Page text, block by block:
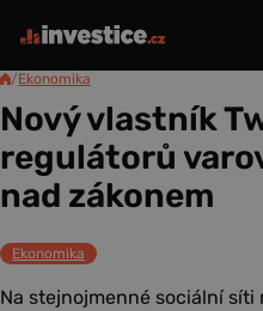
/Ekonomika
Nový vlastník
regulátorů
nad zákonem
Ekonomika
Na stejnojmenné sociální